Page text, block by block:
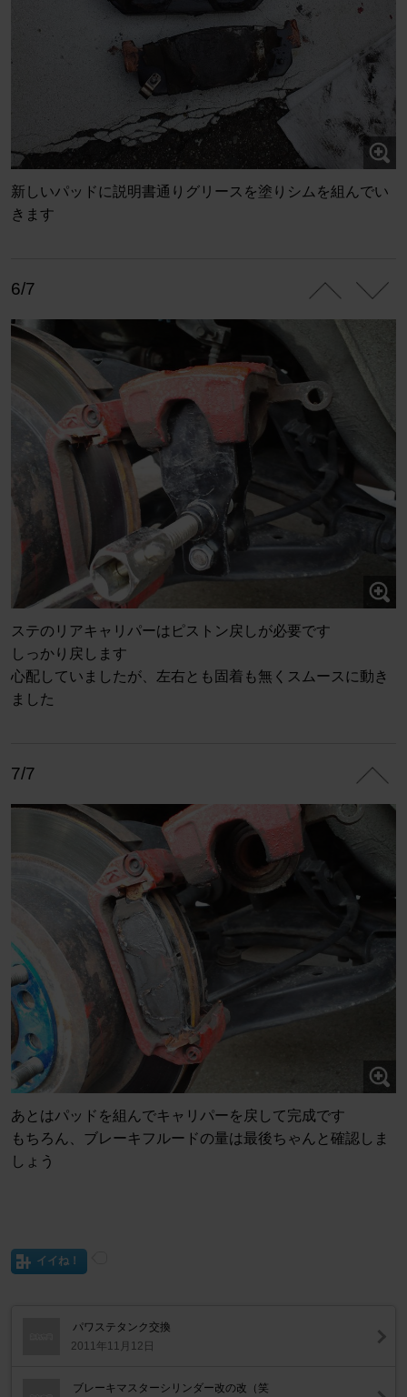
新しいパッドに説明書通りグリースを塗りシムを組んでい
きます
6/7
ステのリアキャリパーはピストン戻しが必要です
しっかり戻します
心配していましたが、左右とも固着も無くスムースに動き
ました
7/7
あとはパッドを組んでキャリパーを戻して完成です
もちろん、ブレーキフルードの量は最後ちゃんと確認しま
しょう
イイね！
パワステタンク交換
2011年11月12日
ブレーキマスターシリンダー改の改（笑